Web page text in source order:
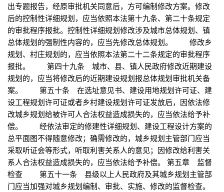
出专题报告，经原审批机关同意后，方可编制修改方案。修改
后的控制性详细规划，应当依照本法第十九条、第二十条规定
的审批程序报批。控制性详细规划修改涉及城市总体规划、镇
总体规划的强制性内容的，应当先修改总体规划。 修改乡
规划、村庄规划的，应当依照本法第二十二条规定的审批程序
报批。 第四十九条 城市、县、镇人民政府修改近期建设
规划的，应当将修改后的近期建设规划报总体规划审批机关备
案。 第五十条 在选址意见书、建设用地规划许可证、建
设工程规划许可证或者乡村建设规划许可证发放后，因依法修
改城乡规划给被许可人合法权益造成损失的，应当依法给予补
偿。 经依法审定的修建性详细规划、建设工程设计方案的
总平面图不得随意修改；确需修改的，城乡规划主管部门应当
采取听证会等形式，听取利害关系人的意见；因修改给利害关
系人合法权益造成损失的，应当依法给予补偿。 第五章 监督
检查 第五十一条 县级以上人民政府及其城乡规划主管部
门应当加强对城乡规划编制、审批、实施、修改的监督检查。